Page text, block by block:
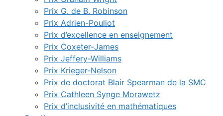
Prix G. de B. Robinson
Prix Adrien-Pouliot
Prix d’excellence en enseignement
Prix Coxeter-James
Prix Jeffery-Williams
Prix Krieger-Nelson
Prix de doctorat Blair Spearman de la SMC
Prix Cathleen Synge Morawetz
Prix d’inclusivité en mathématiques